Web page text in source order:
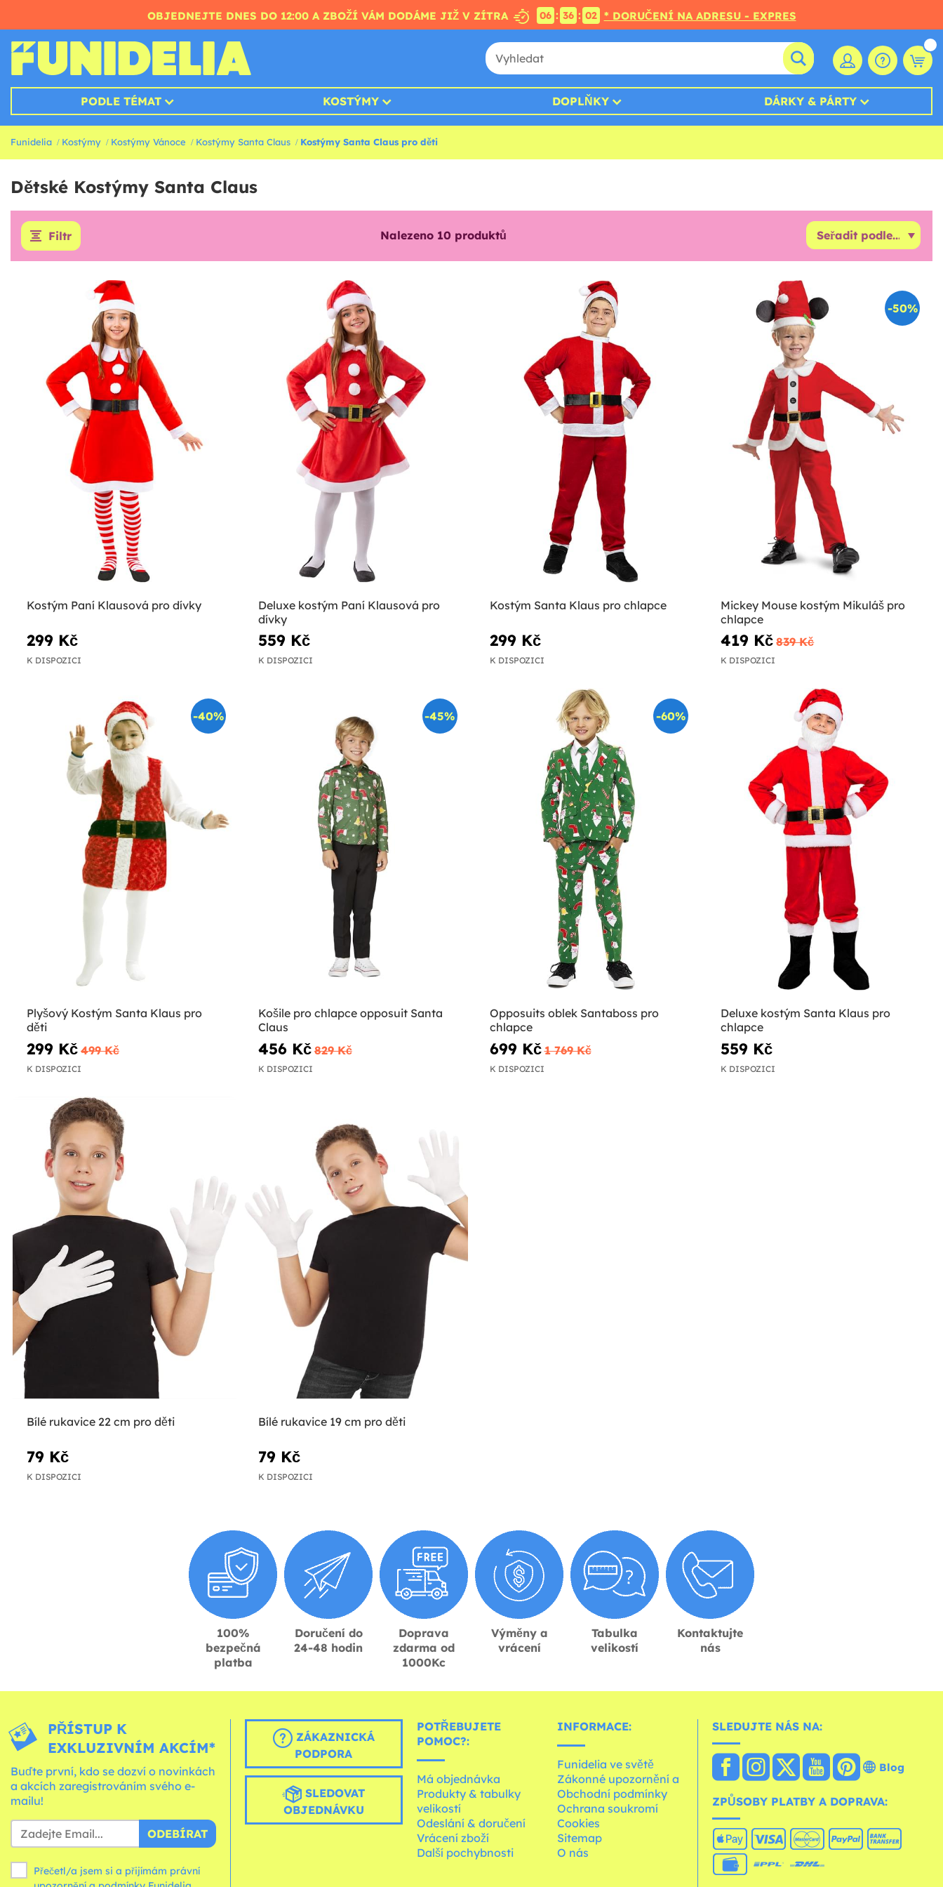
OBJEDNEJTE DNES DO 12:00 A ZBOŽÍ VÁM DODÁME JIŽ V ZÍTRA 06 : 36 : 00 * DORUČENÍ NA ADRESU - EXPRES
PODLE TÉMAT KOSTÝMY DOPLŇKY DÁRKY & PÁRTY
Funidelia Kostýmy Kostýmy Vánoce Kostýmy Santa Claus Kostýmy Santa Claus pro děti
Dětské Kostýmy Santa Claus
Filtr Nalezeno 10 produktů
Kostým Paní Klausová pro dívky
299 Kč
K DISPOZICI
Deluxe kostým Paní Klausová pro
dívky
559 Kč
K DISPOZICI
Kostým Santa Klaus pro chlapce
299 Kč
K DISPOZICI
-50%
Mickey Mouse kostým Mikuláš pro
chlapce
419 Kč 839 Kč
K DISPOZICI
-40%
Plyšový Kostým Santa Klaus pro
děti
299 Kč 499 Kč
K DISPOZICI
-45%
Košile pro chlapce opposuit Santa
Claus
456 Kč 829 Kč
K DISPOZICI
-60%
Opposuits oblek Santaboss pro
chlapce
699 Kč 1 769 Kč
K DISPOZICI
Deluxe kostým Santa Klaus pro
chlapce
559 Kč
K DISPOZICI
Bílé rukavice 22 cm pro děti
79 Kč
K DISPOZICI
Bílé rukavice 19 cm pro děti
79 Kč
K DISPOZICI
100%
bezpečná
platba
Doručení do
24-48 hodin
Doprava
zdarma od
1000Kc
Výměny a
vrácení
Tabulka
velikostí
Kontaktujte
nás
PŘÍSTUP K
EXKLUZIVNÍM AKCÍM*
Buďte první, kdo se dozví o novinkách
a akcích zaregistrováním svého e-
mailu!
ODEBÍRAT
Přečetl/a jsem si a přijímám právní
ZÁKAZNICKÁ
PODPORA
SLEDOVAT
OBJEDNÁVKU
POTŘEBUJETE
POMOC?:
Má objednávka
Produkty & tabulky
velikostí
Odeslání & doručení
Vrácení zboží
Další pochybnosti
INFORMACE:
Funidelia ve světě
Zákonné upozornění a
Obchodní podmínky
Ochrana soukromí
Cookies
Sitemap
O nás
SLEDUJTE NÁS NA:
Blog
ZPŮSOBY PLATBY A DOPRAVA: